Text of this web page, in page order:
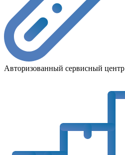
Авторизованный сервисный центр